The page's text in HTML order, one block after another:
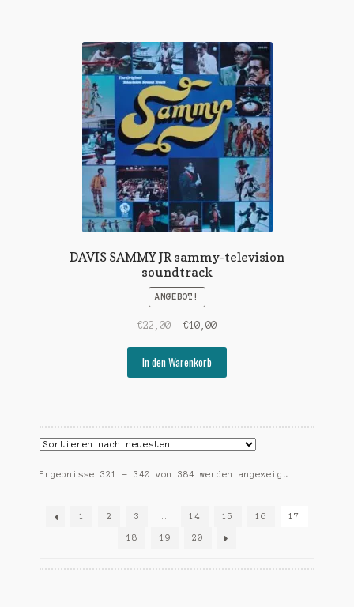
DAVIS SAMMY JR sammy-television
soundtrack
ANGEBOT!
€22,00
Ursprünglicher
war:
€22,00
€10,00Aktueller
€10,00.
In den Warenkorb
Ergebnisse 321 – 340 von 384 werden angezeigt
1
2 3 14 15 16 17
18 19 20